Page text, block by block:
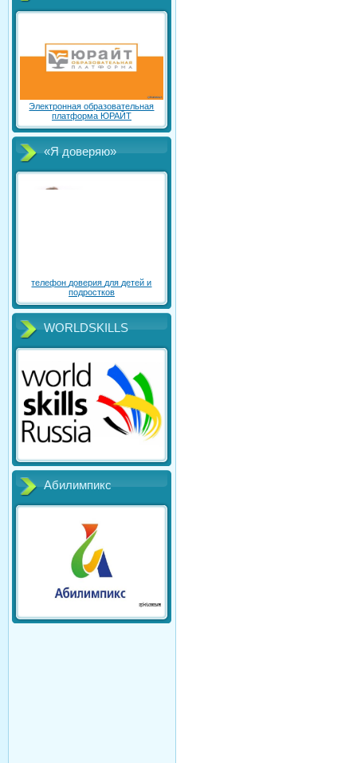
Электронная образовательная
платформа ЮРАЙТ
«Я доверяю»
телефон доверия для детей и
подростков
WORLDSKILLS
Абилимпикс